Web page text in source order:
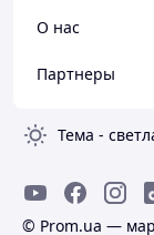
О нас
Партнеры
Тема -
© Prom.ua —